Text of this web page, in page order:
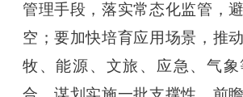
管理手段，落实常态化监管，
空；要加快培育应用场景，推
牧、能源、文旅、应急、气